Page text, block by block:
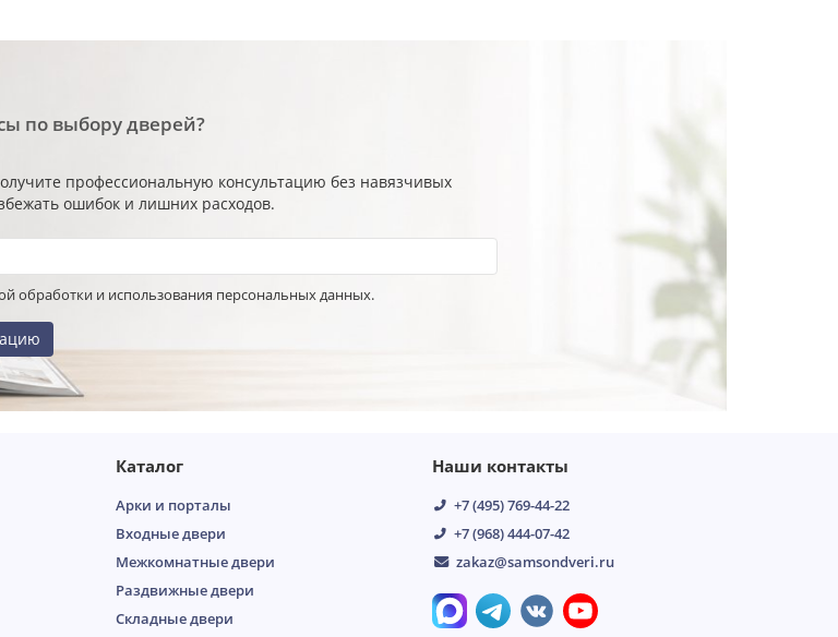
по выбору дверей?
профессиональную консультацию без навязчивых
ошибок и лишних расходов.
обработки и использования персональных данных.
Каталог
Арки и порталы
Входные двери
Межкомнатные двери
Раздвижные двери
Складные двери
Наши контакты
+7 (495) 769-44-22
+7 (968) 444-07-42
zakaz@samsondveri.ru